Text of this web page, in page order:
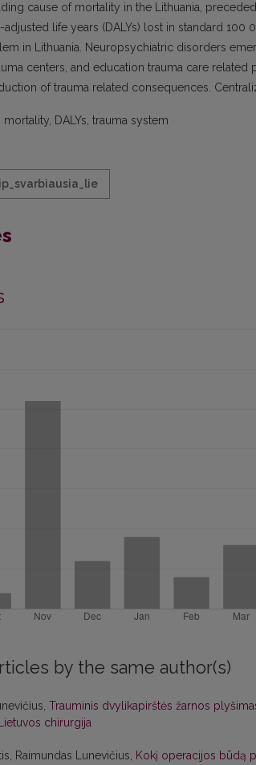
cause of mortality in the Lithuania,
adjusted life years (DALYs) lost in standard
in Lithuania. Neuropsychiatric disorders
centers, and education trauma care
of trauma related consequences.
mortality, DALYs, trauma system
by the same author(s)
Trauminis dvylikapirštės žarnos
chirurgija
Raimundas Lunevičius, Kokį operacijos būdą